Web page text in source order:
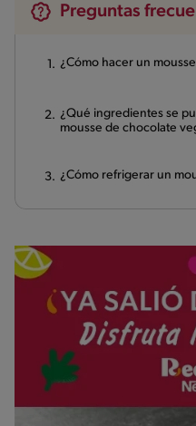
Preguntas
¿Cómo hacer un
¿Qué ingredientes se
mousse de chocolate
¿Cómo refrigerar un